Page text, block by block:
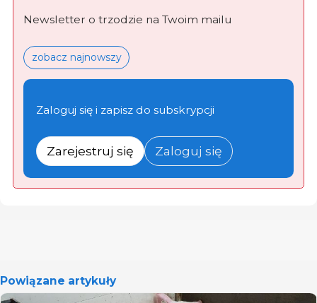
Newsletter o trzodzie na Twoim mailu
zobacz najnowszy
Zaloguj się i zapisz do subskrypcji
Zarejestruj się Zaloguj się
Powiązane artykuły